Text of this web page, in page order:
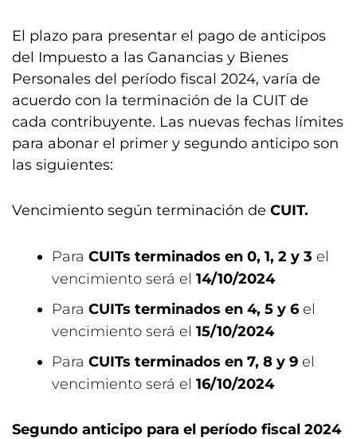
El plazo para presentar el pago de anticipos
del Impuesto a las Ganancias y Bienes
Personales del período fiscal 2024, varía de
acuerdo con la terminación de la CUIT de
cada contribuyente. Las nuevas fechas límites
para abonar el primer y segundo anticipo son
las siguientes:
Vencimiento según terminación de CUIT.
Para CUITs terminados en 0, 1, 2 y 3 el
vencimiento será el 14/10/2024
Para CUITs terminados en 4, 5 y 6 el
vencimiento será el 15/10/2024
Para CUITs terminados en 7, 8 y 9 el
vencimiento será el 16/10/2024
Segundo anticipo para el período fiscal 2024